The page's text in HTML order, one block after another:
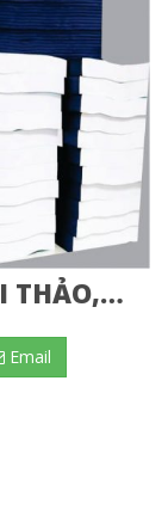
THẢO,…
Email